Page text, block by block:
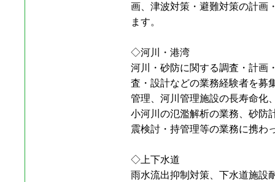
画、津波対策・避難対策の計画
ます。
◇河川・港湾
河川・砂防に関する調査・計画
査・設計などの業務経験者を募
管理、河川管理施設の長寿命化
小河川の氾濫解析の業務、砂防
震検討・持管理等の業務に携わ
◇上下水道
雨水流出抑制対策、下水道施設